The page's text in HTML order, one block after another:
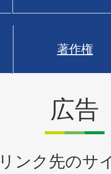
著作権
広告
ンク先のサ